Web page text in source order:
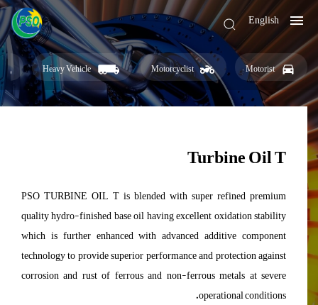
English
Motorist
Motorcyclist
Heavy Vehicle
Turbine Oil T
PSO TURBINE OIL T is blended with super refined premium
quality hydro-finished base oil having excellent oxidation stability
which is further enhanced with advanced additive component
technology to provide superior performance and protection against
corrosion and rust of ferrous and non-ferrous metals at severe
operational conditions.